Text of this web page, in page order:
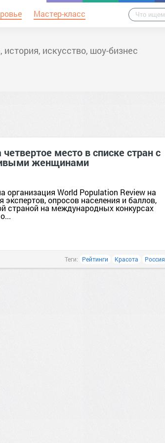
Мастер-класс
история, искусство, шоу-бизнес
четвертое место в списке стран с
женщинами
организация World Population Review на
экспертов, опросов населения и баллов,
страной на международных конкурсах
Теги: Рейтинги Красота Россия